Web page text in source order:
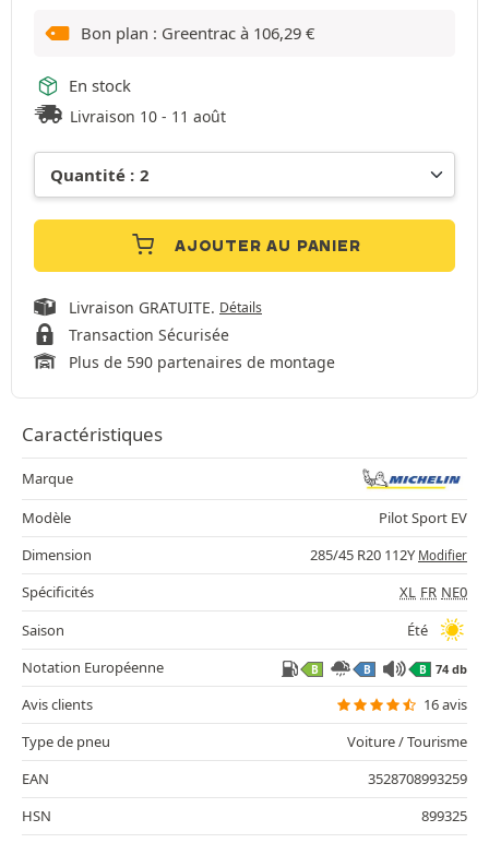
Bon plan : Greentrac à 106,29 €
En stock
Livraison 10 - 11 août
AJOUTER AU PANIER
Livraison GRATUITE. Détails
Transaction Sécurisée
Plus de 590 partenaires de montage
Caractéristiques
Marque
Modèle
Pilot Sport EV
Dimension
285/45 R20 112Y Modifier
Spécificités XL FR NE0
Saison
Été
Notation Européenne
B B B 74 db
Avis clients
16 avis
Type de pneu
Voiture / Tourisme
EAN
3528708993259
HSN
899325